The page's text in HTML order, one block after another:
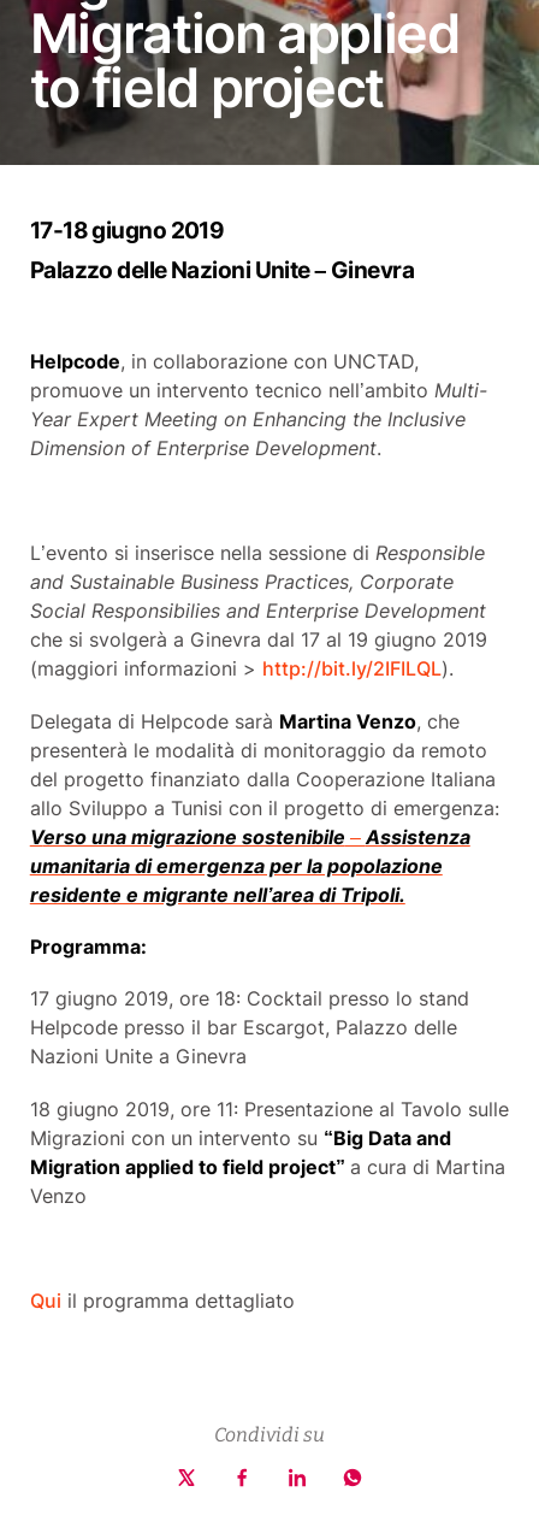
Migration applied
to field project
17-18 giugno 2019
Palazzo delle Nazioni Unite – Ginevra
Helpcode, in collaborazione con UNCTAD,
promuove un intervento tecnico nell’ambito Multi-
Year Expert Meeting on Enhancing the Inclusive
Dimension of Enterprise Development.
L’evento si inserisce nella sessione di Responsible
and Sustainable Business Practices, Corporate
Social Responsibilies and Enterprise Development
che si svolgerà a Ginevra dal 17 al 19 giugno 2019
(maggiori informazioni > http://bit.ly/2IFILQL).
Delegata di Helpcode sarà Martina Venzo, che
presenterà le modalità di monitoraggio da remoto
del progetto finanziato dalla Cooperazione Italiana
allo Sviluppo a Tunisi con il progetto di emergenza:
Verso una migrazione sostenibile – Assistenza
umanitaria di emergenza per la popolazione
residente e migrante nell’area di Tripoli.
Programma:
17 giugno 2019, ore 18: Cocktail presso lo stand
Helpcode presso il bar Escargot, Palazzo delle
Nazioni Unite a Ginevra
18 giugno 2019, ore 11: Presentazione al Tavolo sulle
Migrazioni con un intervento su “Big Data and
Migration applied to field project” a cura di Martina
Venzo
Qui il programma dettagliato
Condividi su